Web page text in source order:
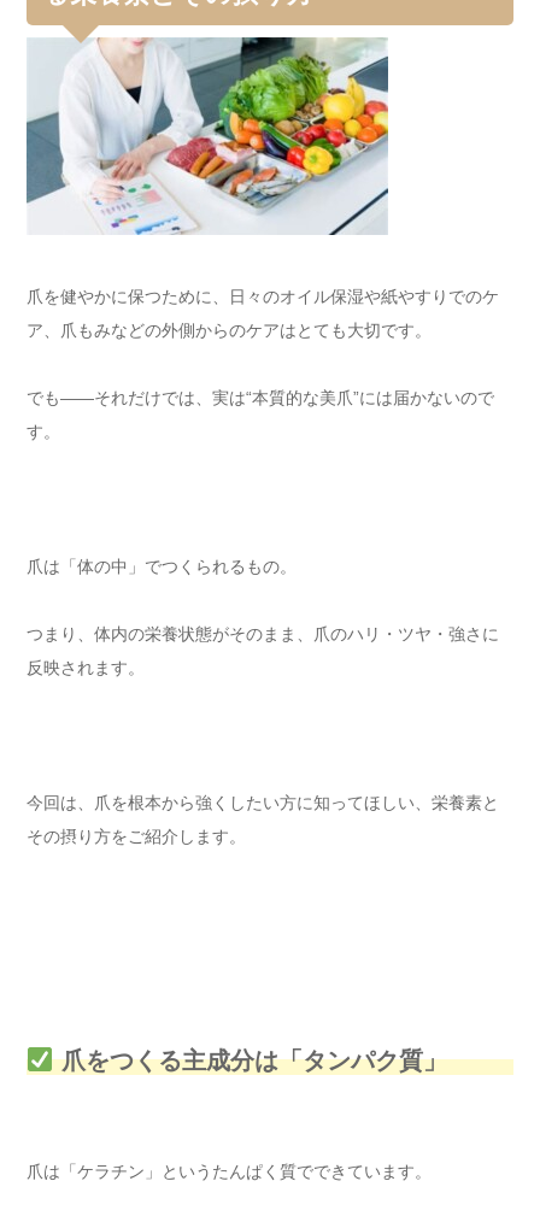
爪を健やかに保つために、日々のオイル保湿や紙やすりでのケ
ア、爪もみなどの外側からのケアはとても大切です。
でも――それだけでは、実は“本質的な美爪”には届かないので
す。
爪は「体の中」でつくられるもの。
つまり、体内の栄養状態がそのまま、爪のハリ・ツヤ・強さに
反映されます。
今回は、爪を根本から強くしたい方に知ってほしい、栄養素と
その摂り方をご紹介します。
爪をつくる主成分は「タンパク質」
爪は「ケラチン」というたんぱく質でできています。